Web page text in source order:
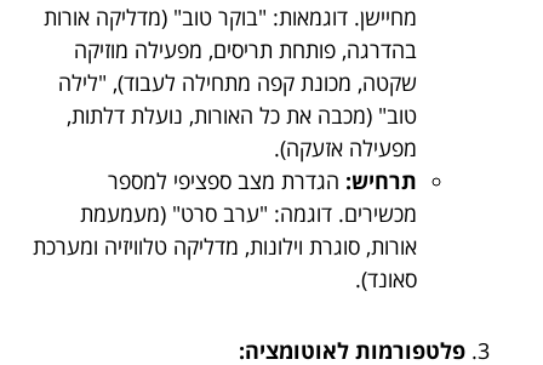
מחיישן. דוגמאות: "בוקר טוב" (מדליקה אורות
בהדרגה, פותחת תריסים, מפעילה מוזיקה
שקטה, מכונת קפה מתחילה לעבוד), "לילה
טוב" (מכבה את כל האורות, נועלת דלתות,
מפעילה אזעקה).
תרחיש: הגדרת מצב ספציפי למספר
מכשירים. דוגמה: "ערב סרט" (מעמעמת
אורות, סוגרת וילונות, מדליקה טלוויזיה ומערכת
סאונד).
פלטפורמות לאוטומציה: